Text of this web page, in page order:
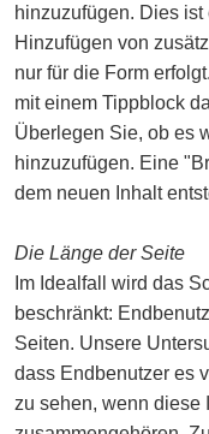
hinzuzufügen. Dies
Hinzufügen von
nur für die Form
mit einem Tippblock
Überlegen Sie, ob es
hinzuzufügen. Eine
dem neuen Inhalt
Die Länge der Seite
Im Idealfall wird das
beschränkt:
Seiten. Unsere
dass Endbenutzer es
zu sehen, wenn diese